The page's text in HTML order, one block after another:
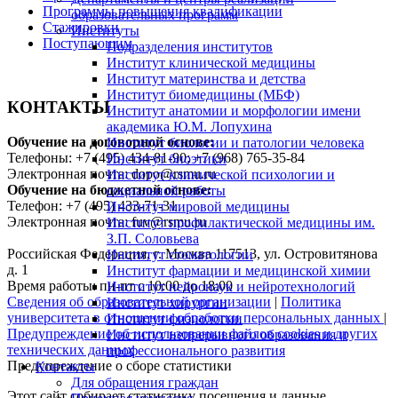
образовательных программ
Институты
Подразделения институтов
Институт клинической медицины
Институт материнства и детства
Институт биомедицины (МБФ)
Институт анатомии и морфологии имени
академика Ю.М. Лопухина
Институт биологии и патологии человека
Институт биоэтики
Институт клинической психологии и
социальной работы
Институт мировой медицины
Институт профилактической медицины им.
З.П. Соловьева
Институт стоматологии
Институт фармации и медицинской химии
Институт нейронаук и нейротехнологий
Институт хирургии
Институт физиологии
Институт непрерывного образования и
профессионального развития
Контакты
Для обращения граждан
Программы повышения квалификации
Стажировки
Поступающим
КОНТАКТЫ
Обучение на договорной основе:
Телефоны: +7 (495) 434-81-90; +7 (968) 765-35-84
Электронная почта: dopo@rsmu.ru
Обучение на бюджетной основе:
Телефон: +7 (495) 433-71-31
Электронная почта: fuv@rsmu.ru
Российская Федерация, г. Москва 117513, ул. Островитянова
д. 1
Время работы: пн-пт с 10:00 до 18:00
Сведения об образовательной организации | Политика
университета в отношении обработки персональных данных |
Предупреждение об использовании файлов cookies и других
технических данных
Предупреждение о сборе статистики